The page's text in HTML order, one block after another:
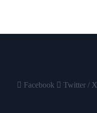
Facebook Twitter / X